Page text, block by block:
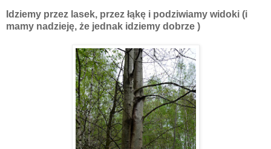
Idziemy przez lasek, przez łąkę i podziwiamy widoki (i
mamy nadzieję, że jednak idziemy dobrze )